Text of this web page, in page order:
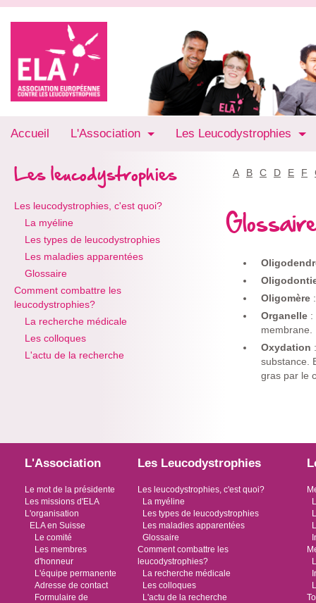
Accueil L'Association Les Leucodystrophies
Les leucodystrophies
Les leucodystrophies, c'est quoi?
La myéline
Les types de leucodystrophies
Les maladies apparentées
Glossaire
Comment combattre les
leucodystrophies?
La recherche médicale
Les colloques
L'actu de la recherche
A B C D E F
Oligomère
Organelle :
membrane.
Oxydation
substance.
gras par le
L'Association
Le mot de la présidente
Les missions d'ELA
L'organisation
ELA en Suisse
Le comité
Les membres
d'honneur
L'équipe permanente
Adresse de contact
Formulaire de
Les Leucodystrophies
Les leucodystrophies, c'est quoi?
La myéline
Les types de leucodystrophies
Les maladies apparentées
Glossaire
Comment combattre les
leucodystrophies?
La recherche médicale
Les colloques
L'actu de la recherche